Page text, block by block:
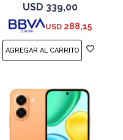
USD 339,00
USD 288,15